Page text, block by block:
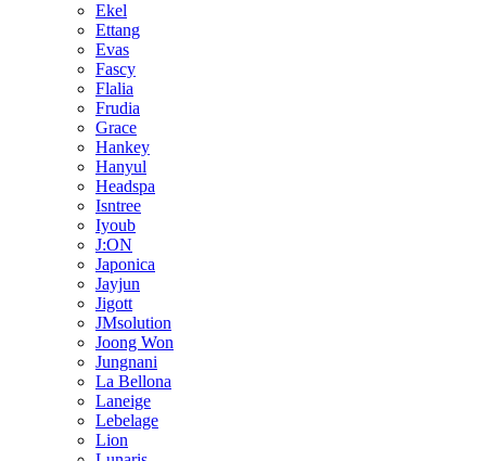
Ekel
Ettang
Evas
Fascy
Flalia
Frudia
Grace
Hankey
Hanyul
Headspa
Isntree
Iyoub
J:ON
Japonica
Jayjun
Jigott
JMsolution
Joong Won
Jungnani
La Bellona
Laneige
Lebelage
Lion